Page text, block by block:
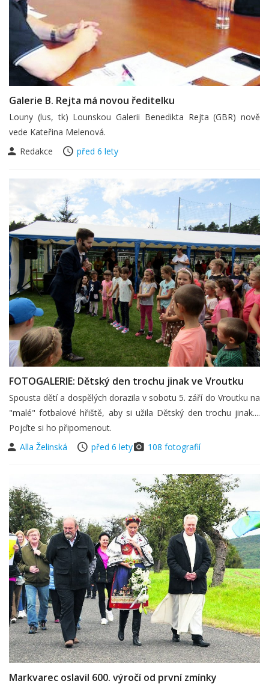
Galerie B. Rejta má novou ředitelku
Louny (lus, tk) Lounskou Galerii Benedikta Rejta (GBR) nově
vede Kateřina Melenová.
Redakce
před 6 lety
FOTOGALERIE: Dětský den trochu jinak ve Vroutku
Spousta dětí a dospělých dorazila v sobotu 5. září do Vroutku na
"malé" fotbalové hřiště, aby si užila Dětský den trochu jinak....
Pojďte si ho připomenout.
Alla Želinská
před 6 lety 108 fotografií
Markvarec oslavil 600. výročí od první zmínky